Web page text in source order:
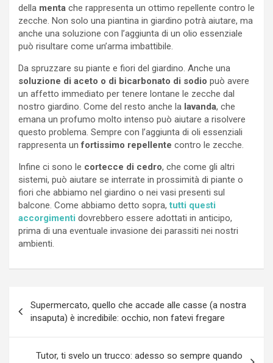
della menta che rappresenta un ottimo repellente contro le
zecche. Non solo una piantina in giardino potrà aiutare, ma
anche una soluzione con l’aggiunta di un olio essenziale
può risultare come un’arma imbattibile.
Da spruzzare su piante e fiori del giardino. Anche una
soluzione di aceto o di bicarbonato di sodio può avere
un affetto immediato per tenere lontane le zecche dal
nostro giardino. Come del resto anche la lavanda, che
emana un profumo molto intenso può aiutare a risolvere
questo problema. Sempre con l’aggiunta di oli essenziali
rappresenta un fortissimo repellente contro le zecche.
Infine ci sono le cortecce di cedro, che come gli altri
sistemi, può aiutare se interrate in prossimità di piante o
fiori che abbiamo nel giardino o nei vasi presenti sul
balcone. Come abbiamo detto sopra,tutti questi
accorgimenti dovrebbero essere adottati in anticipo,
prima di una eventuale invasione dei parassiti nei nostri
ambienti.
articoli
Supermercato, quello che accade alle casse (a nostra
insaputa) è incredibile: occhio, non fatevi fregare
Tutor, ti svelo un trucco: adesso so sempre quando